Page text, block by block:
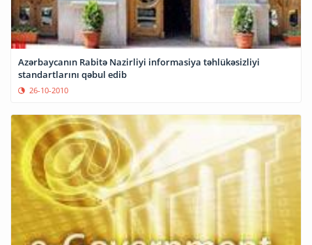
Azərbaycanın Rabitə Nazirliyi informasiya təhlükəsizliyi
standartlarını qəbul edib
26-10-2010